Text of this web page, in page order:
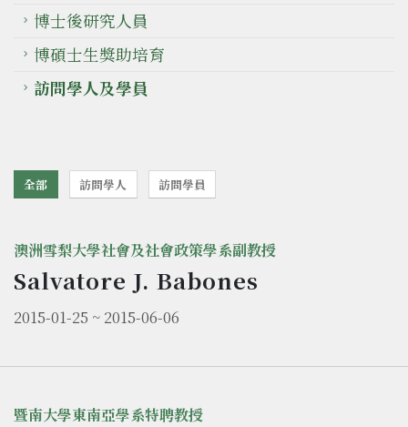
博士後研究人員
博碩士生獎助培育
訪問學人及學員
全部 訪問學人 訪問學員
澳洲雪梨大學社會及社會政策學系副教授
Salvatore J. Babones
2015-01-25 ~ 2015-06-06
暨南大學東南亞學系特聘教授